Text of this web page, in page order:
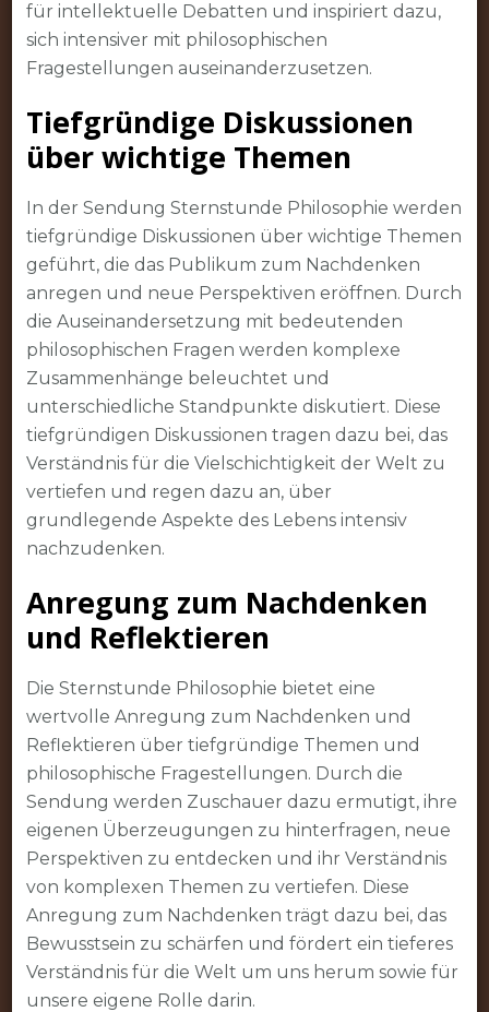
für intellektuelle Debatten und inspiriert dazu,
sich intensiver mit philosophischen
Fragestellungen auseinanderzusetzen.
Tiefgründige Diskussionen
über wichtige Themen
In der Sendung Sternstunde Philosophie werden
tiefgründige Diskussionen über wichtige Themen
geführt, die das Publikum zum Nachdenken
anregen und neue Perspektiven eröffnen. Durch
die Auseinandersetzung mit bedeutenden
philosophischen Fragen werden komplexe
Zusammenhänge beleuchtet und
unterschiedliche Standpunkte diskutiert. Diese
tiefgründigen Diskussionen tragen dazu bei, das
Verständnis für die Vielschichtigkeit der Welt zu
vertiefen und regen dazu an, über
grundlegende Aspekte des Lebens intensiv
nachzudenken.
Anregung zum Nachdenken
und Reflektieren
Die Sternstunde Philosophie bietet eine
wertvolle Anregung zum Nachdenken und
Reflektieren über tiefgründige Themen und
philosophische Fragestellungen. Durch die
Sendung werden Zuschauer dazu ermutigt, ihre
eigenen Überzeugungen zu hinterfragen, neue
Perspektiven zu entdecken und ihr Verständnis
von komplexen Themen zu vertiefen. Diese
Anregung zum Nachdenken trägt dazu bei, das
Bewusstsein zu schärfen und fördert ein tieferes
Verständnis für die Welt um uns herum sowie für
unsere eigene Rolle darin.